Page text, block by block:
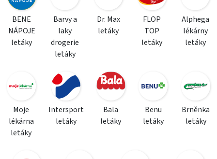
BENE
NÁPOJE
letáky
Barvy a
laky
drogerie
letáky
Dr. Max
letáky
FLOP
TOP
letáky
Alphega
lékárny
letáky
Moje
lékárna
letáky
Intersport
letáky
Bala
letáky
Benu
letáky
Brněnka
letáky